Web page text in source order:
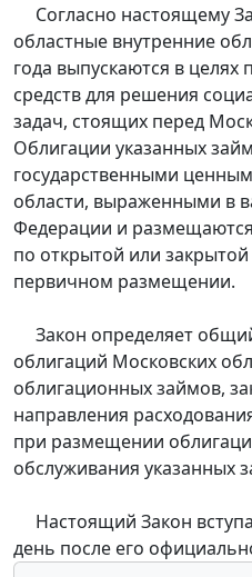
Согласно настоящему
областные внутренние
года выпускаются в
средств для решения
задач, стоящих перед
Облигации указанных
государственными
области, выраженными в
Федерации и
по открытой или
первичном размещении.
Закон определяет
облигаций Московских
облигационных займов,
направления
при размещении
обслуживания указанных
Настоящий Закон
день после его